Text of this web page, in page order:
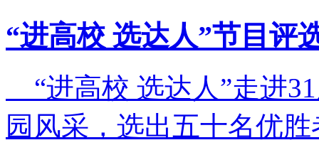
“进高校 选达人”节目评
“进高校 选达人”走进
园风采，选出五十名优